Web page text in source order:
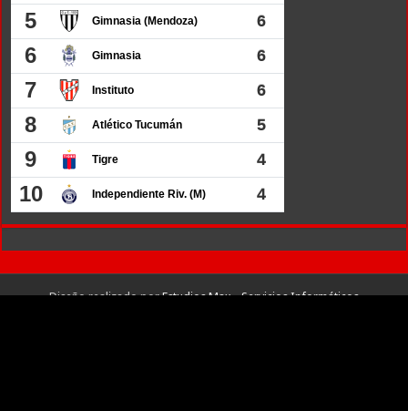
Diseño realizado porEstudios Max - Servicios Informáticos
© Copyright 2026, TODOS LOS DERECHOS RESERVADOS.